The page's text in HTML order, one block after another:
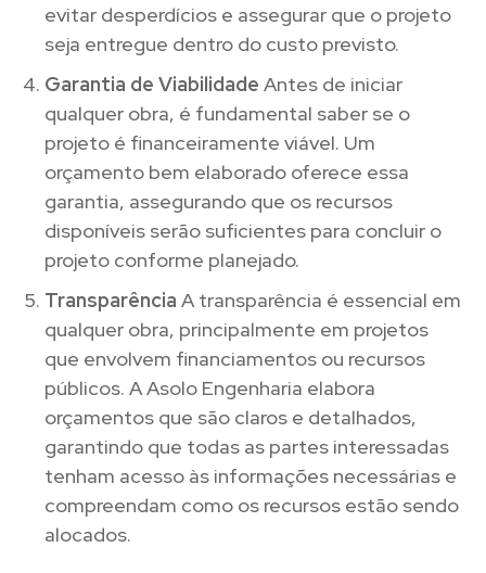
evitar desperdícios e assegurar que o projeto
seja entregue dentro do custo previsto.
Garantia de Viabilidade Antes de iniciar
qualquer obra, é fundamental saber se o
projeto é financeiramente viável. Um
orçamento bem elaborado oferece essa
garantia, assegurando que os recursos
disponíveis serão suficientes para concluir o
projeto conforme planejado.
Transparência A transparência é essencial em
qualquer obra, principalmente em projetos
que envolvem financiamentos ou recursos
públicos. A Asolo Engenharia elabora
orçamentos que são claros e detalhados,
garantindo que todas as partes interessadas
tenham acesso às informações necessárias e
compreendam como os recursos estão sendo
alocados.